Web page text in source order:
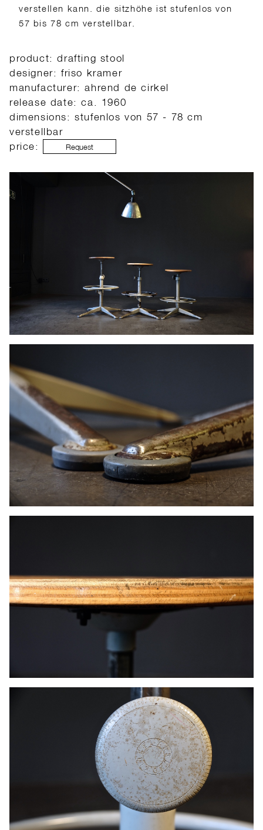
verstellen kann. die sitzhöhe ist stufenlos von
57 bis 78 cm verstellbar.
product: drafting stool
designer: friso kramer
manufacturer: ahrend de cirkel
release date: ca. 1960
dimensions: stufenlos von 57 - 78 cm
verstellbar
price:
Request